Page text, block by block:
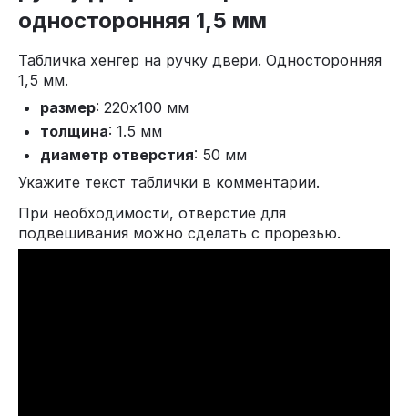
односторонняя 1,5 мм
Табличка хенгер на ручку двери. Односторонняя
1,5 мм.
размер: 220х100 мм
толщина: 1.5 мм
диаметр отверстия: 50 мм
Укажите текст таблички в комментарии.
При необходимости, отверстие для
подвешивания можно сделать с прорезью.